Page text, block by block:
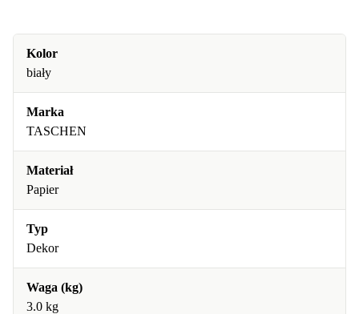
Kolor
biały
Marka
TASCHEN
Materiał
Papier
Typ
Dekor
Waga (kg)
3.0 kg